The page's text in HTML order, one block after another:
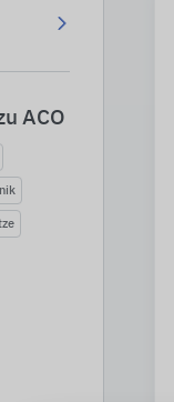
ACO